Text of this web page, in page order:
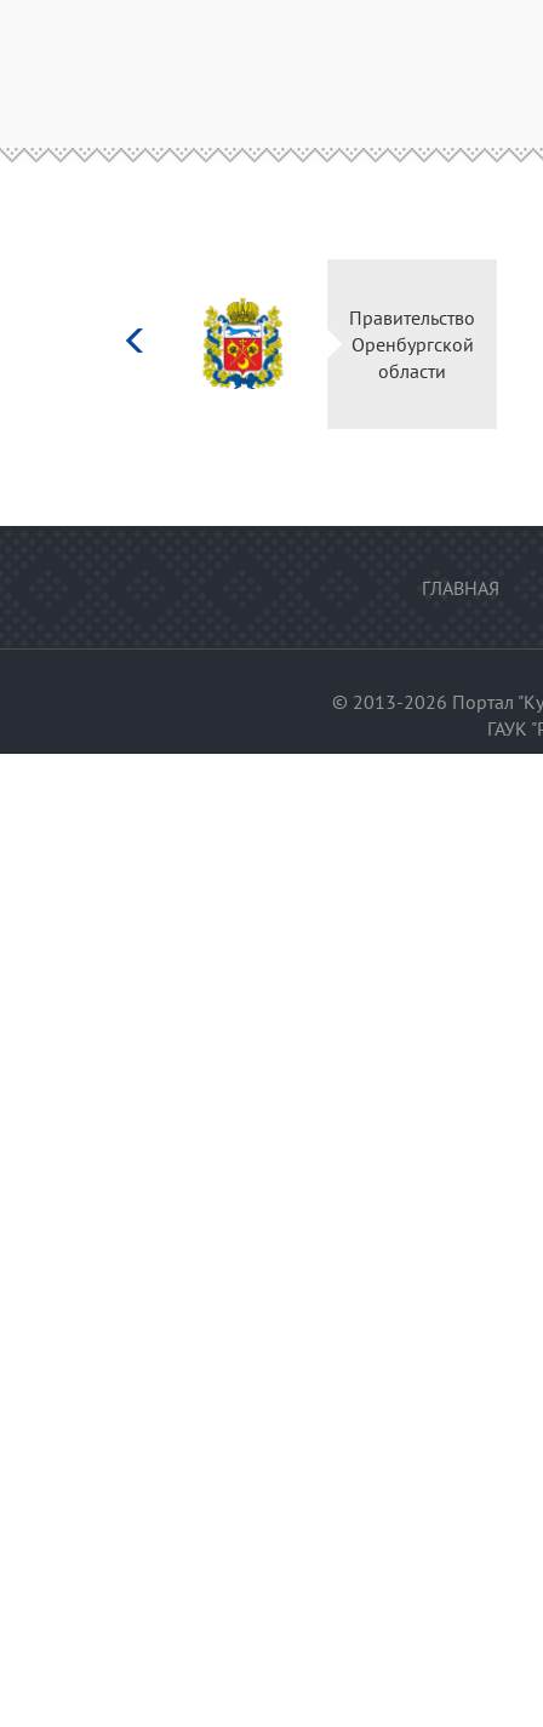
Министерство
культуры
Российской
федерации
ГЛАВНАЯ
© 2013-2026 Портал
ГАУК